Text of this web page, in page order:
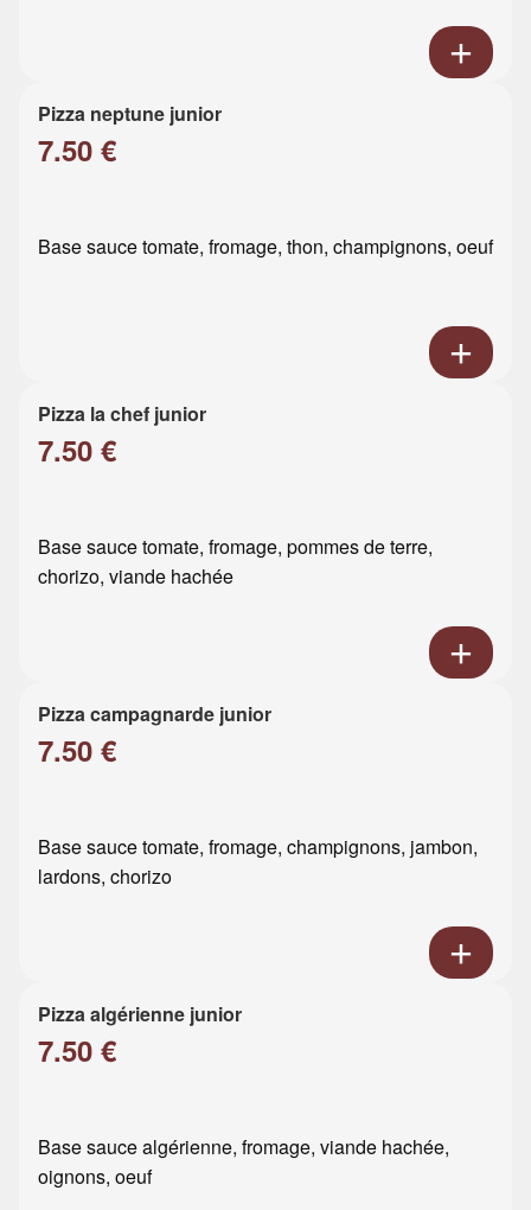
Pizza neptune junior
7.50 €
Base sauce tomate, fromage, thon, champignons, oeuf
Pizza la chef junior
7.50 €
Base sauce tomate, fromage, pommes de terre,
chorizo, viande hachée
Pizza campagnarde junior
7.50 €
Base sauce tomate, fromage, champignons, jambon,
lardons, chorizo
Pizza algérienne junior
7.50 €
Base sauce algérienne, fromage, viande hachée,
oignons, oeuf